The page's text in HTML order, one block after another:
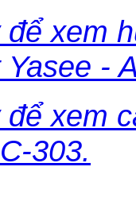
để xem
-
để xem
303.